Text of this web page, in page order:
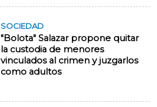
SOCIEDAD
"Bolota" Salazar propone quitar
la custodia de menores
vinculados al crimen y juzgarlos
como adultos